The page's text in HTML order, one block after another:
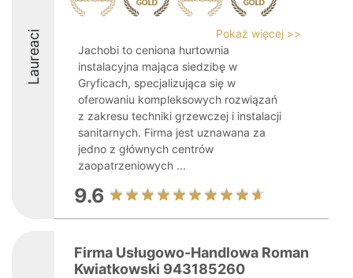
Laureaci
Pokaż więcej >>
Jachobi to ceniona hurtownia
instalacyjna mająca siedzibę w
Gryficach, specjalizująca się w
oferowaniu kompleksowych rozwiązań
z zakresu techniki grzewczej i instalacji
sanitarnych. Firma jest uznawana za
jedno z głównych centrów
zaopatrzeniowych ...
9.6
Firma Usługowo-Handlowa Roman
Kwiatkowski 943185260